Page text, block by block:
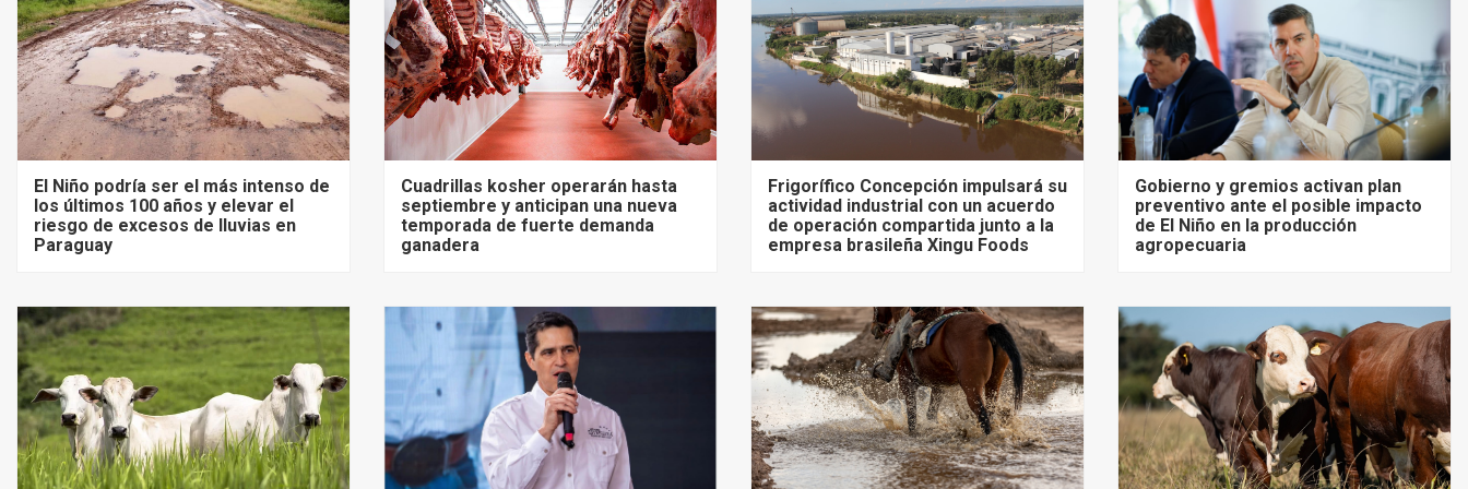
El Niño podría ser el más intenso de
los últimos 100 años y elevar el
riesgo de excesos de lluvias en
Paraguay
Cuadrillas kosher operarán hasta
septiembre y anticipan una nueva
temporada de fuerte demanda
ganadera
Frigorífico Concepción impulsará su
actividad industrial con un acuerdo
de operación compartida junto a la
empresa brasileña Xingu Foods
Gobierno y gremios activan plan
preventivo ante el posible impacto
de El Niño en la producción
agropecuaria